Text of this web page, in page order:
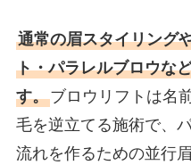
通常の眉スタイリング
ト・パラレルブロウな
す。ブロウリフトは名
毛を逆立てる施術で、
流れを作るための並行